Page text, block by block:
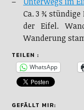
Ca. 3 ¾
der Eifel.
Wanderung
TEILEN :
WhatsApp
GEFÄLLT MIR: